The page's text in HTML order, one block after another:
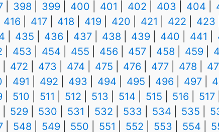
398 399 400 401 402 403 404
416
417 418 419 420 421 422 423
435 436 437 438 439 440 441
453 454 455 456 457 458 459
472
473 474 475 476 477 478
491 492 493 494 495 496 497
510 511 512 513 514 515 516 517
529
530 531 532 533 534 535
548 549 550 551 552 553 554